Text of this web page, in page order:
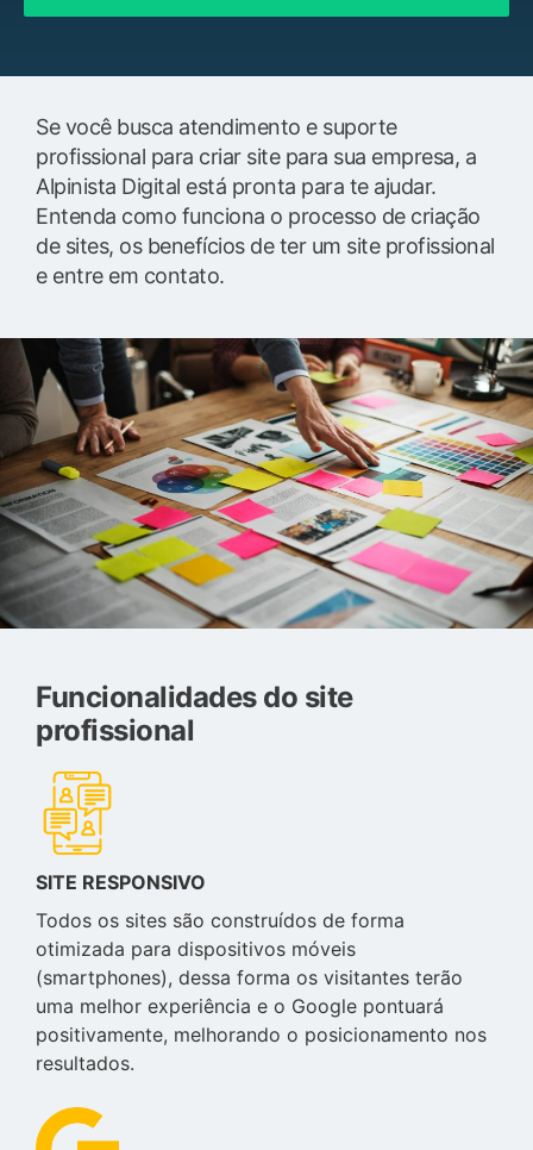
Se você busca atendimento e suporte
profissional para criar site para sua empresa, a
Alpinista Digital está pronta para te ajudar.
Entenda como funciona o processo de criação
de sites, os benefícios de ter um site profissional
e entre em contato.
Funcionalidades do site
profissional
SITE RESPONSIVO
Todos os sites são construídos de forma
otimizada para dispositivos móveis
(smartphones), dessa forma os visitantes terão
uma melhor experiência e o Google pontuará
positivamente, melhorando o posicionamento nos
resultados.